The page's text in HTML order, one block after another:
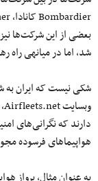
بعضی از این شرکت‌ها
شد، اما در میانه‎ی راه رها شد.
شکی نیست که ایران به
دارند که نگرانی‌های
هواپیماهای فرسوده